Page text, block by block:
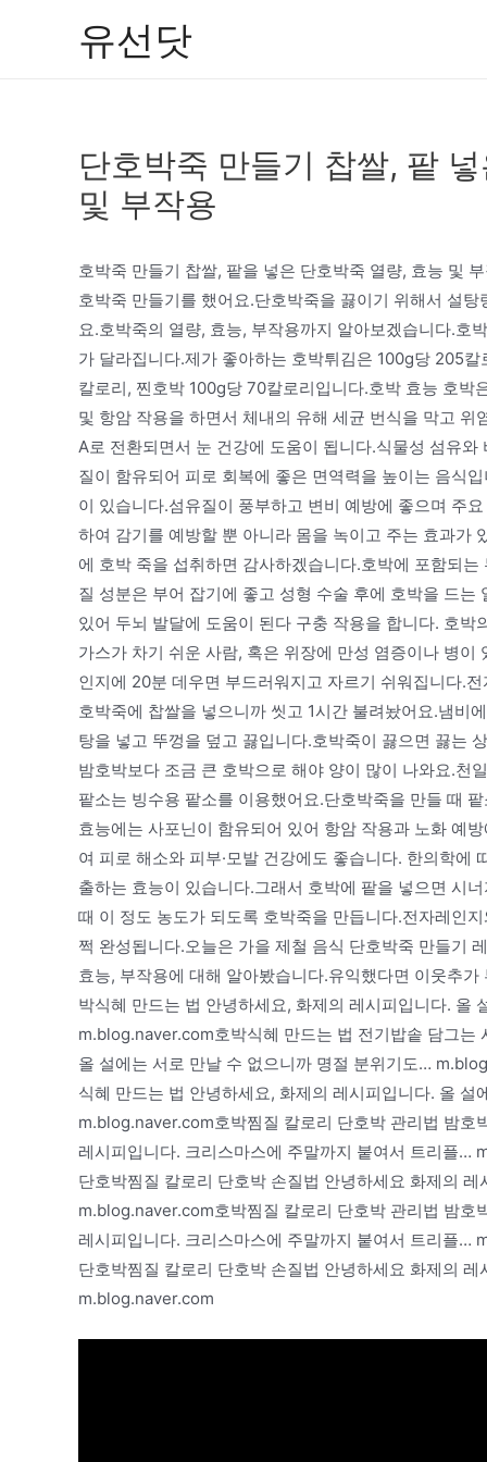
유선닷
단호박죽 만들기 찹쌀, 팥
및 부작용
호박죽 만들기 찹쌀, 팥을 넣은 단호박죽 열량, 효능 및
호박죽 만들기를 했어요.단호박죽을 끓이기 위해서 설
요.호박죽의 열량, 효능, 부작용까지 알아보겠습니다.호
가 달라집니다.제가 좋아하는 호박튀김은 100g당 205
칼로리, 찐호박 100g당 70칼로리입니다.호박 효능 호
및 항암 작용을 하면서 체내의 유해 세균 번식을 막고
A로 전환되면서 눈 건강에 도움이 됩니다.식물성 섬유
질이 함유되어 피로 회복에 좋은 면역력을 높이는 음식
이 있습니다.섬유질이 풍부하고 변비 예방에 좋으며 주
하여 감기를 예방할 뿐 아니라 몸을 녹이고 주는 효과가
에 호박 죽을 섭취하면 감사하겠습니다.호박에 포함되
질 성분은 부어 잡기에 좋고 성형 수술 후에 호박을 드
있어 두뇌 발달에 도움이 된다 구충 작용을 합니다. 호
가스가 차기 쉬운 사람, 혹은 위장에 만성 염증이나 병
인지에 20분 데우면 부드러워지고 자르기 쉬워집니다.
호박죽에 찹쌀을 넣으니까 씻고 1시간 불려놨어요.냄비
탕을 넣고 뚜껑을 덮고 끓입니다.호박죽이 끓으면 끓는
밤호박보다 조금 큰 호박으로 해야 양이 많이 나와요.천
팥소는 빙수용 팥소를 이용했어요.단호박죽을 만들 때
효능에는 사포닌이 함유되어 있어 항암 작용과 노화 예
여 피로 해소와 피부·모발 건강에도 좋습니다. 한의학
출하는 효능이 있습니다.그래서 호박에 팥을 넣으면 시
때 이 정도 농도가 되도록 호박죽을 만듭니다.전자레인
쩍 완성됩니다.오늘은 가을 제철 음식 단호박죽 만들기
효능, 부작용에 대해 알아봤습니다.유익했다면 이웃추
박식혜 만드는 법 안녕하세요, 화제의 레시피입니다. 올
m.blog.naver.com호박식혜 만드는 법 전기밥솥 담그는
올 설에는 서로 만날 수 없으니까 명절 분위기도…
식혜 만드는 법 안녕하세요, 화제의 레시피입니다. 올
m.blog.naver.com호박찜질 칼로리 단호박 관리법 밤호
레시피입니다. 크리스마스에 주말까지 붙여서 트리플…
단호박찜질 칼로리 단호박 손질법 안녕하세요 화제의
m.blog.naver.com호박찜질 칼로리 단호박 관리법 밤호
레시피입니다. 크리스마스에 주말까지 붙여서 트리플…
단호박찜질 칼로리 단호박 손질법 안녕하세요 화제의
m.blog.naver.com